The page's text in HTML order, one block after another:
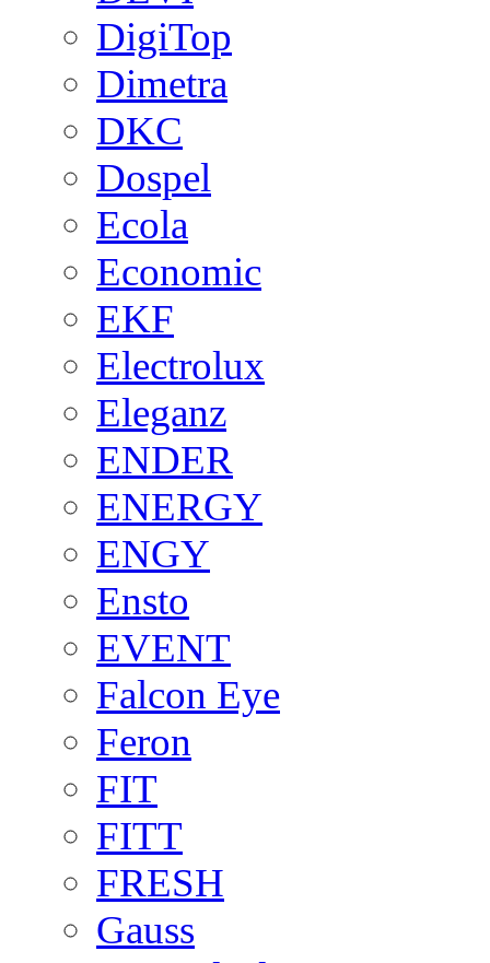
DigiTop
Dimetra
DKC
Dospel
Ecola
Economic
EKF
Electrolux
Eleganz
ENDER
ENERGY
ENGY
Ensto
EVENT
Falcon Eye
Feron
FIT
FITT
FRESH
Gauss